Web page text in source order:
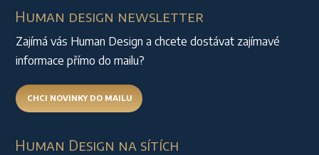
Human design newsletter
Zajímá vás Human Design a chcete dostávat zajímavé
informace přímo do mailu?
CHCI NOVINKY DO MAILU
Human Design na sítích